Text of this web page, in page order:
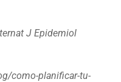
J Epidemiol
como-planificar-tu-